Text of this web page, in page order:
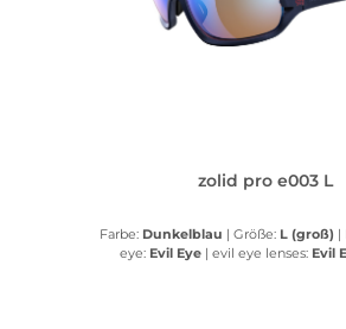
zolid pro e003 L
Farbe: Dunkelblau | Größe: L (groß) |
eye: Evil Eye | evil eye lenses: Evil